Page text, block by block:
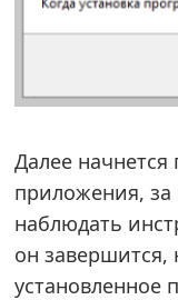
Далее начнется
приложения, за
наблюдать
он завершится,
установленное